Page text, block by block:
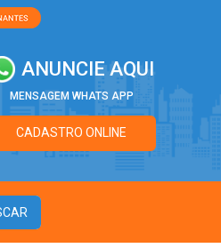
ANUNCIE AQUI
MENSAGEM WHATS APP
CADASTRO ONLINE